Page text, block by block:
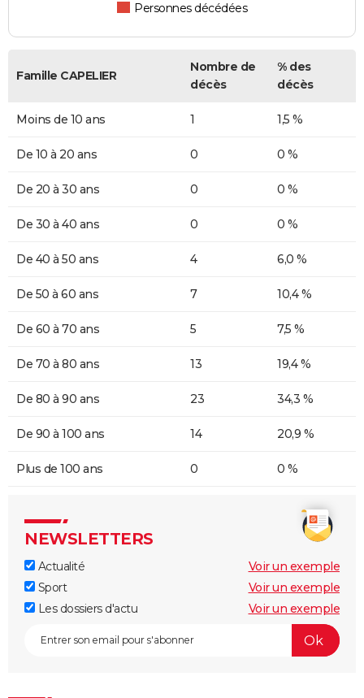
Personnes décédées
Famille CAPELIER
Nombre de
décès
% des
décès
Moins de 10 ans 1 1,5 %
De 10 à 20 ans 0 0 %
De 20 à 30 ans 0 0 %
De 30 à 40 ans 0 0 %
De 40 à 50 ans 4 6,0 %
De 50 à 60 ans 7 10,4 %
De 60 à 70 ans 5 7,5 %
De 70 à 80 ans 13 19,4 %
De 80 à 90 ans 23 34,3 %
De 90 à 100 ans 14 20,9 %
Plus de 100 ans 0 0 %
NEWSLETTERS
Actualité
Voir un exemple
Sport
Voir un exemple
Les dossiers d'actu
Voir un exemple